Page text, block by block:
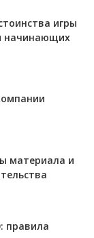
игры
начинающих
материала и
правила